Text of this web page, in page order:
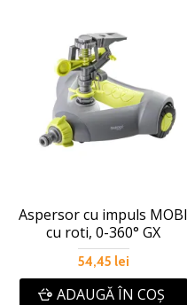
Aspersor cu impuls MOBI
cu roti, 0-360° GX
54,45 lei
ADAUGĂ ÎN COŞ